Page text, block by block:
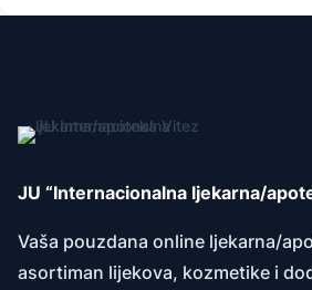
JU “Internacionalna ljekarna/
Vaša pouzdana online ljekarna/
asortiman lijekova, kozmetike i